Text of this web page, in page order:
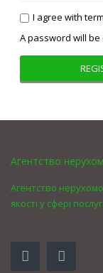
I agree with
A password will
Агентство
Агентство
якості у сфері